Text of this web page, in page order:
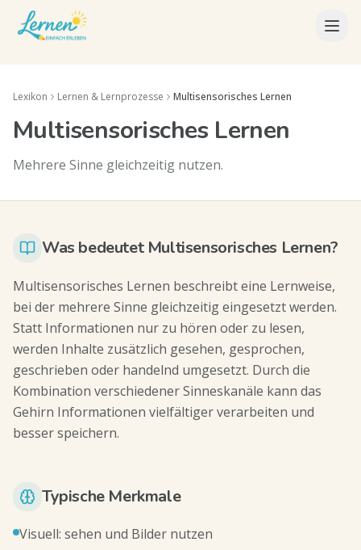
Lexikon Lernen & Lernprozesse Multisensorisches Lernen
Multisensorisches Lernen
Mehrere Sinne gleichzeitig nutzen.
Was bedeutet Multisensorisches Lernen?
Multisensorisches Lernen beschreibt eine Lernweise,
bei der mehrere Sinne gleichzeitig eingesetzt werden.
Statt Informationen nur zu hören oder zu lesen,
werden Inhalte zusätzlich gesehen, gesprochen,
geschrieben oder handelnd umgesetzt. Durch die
Kombination verschiedener Sinneskanäle kann das
Gehirn Informationen vielfältiger verarbeiten und
besser speichern.
Typische Merkmale
Visuell: sehen und Bilder nutzen